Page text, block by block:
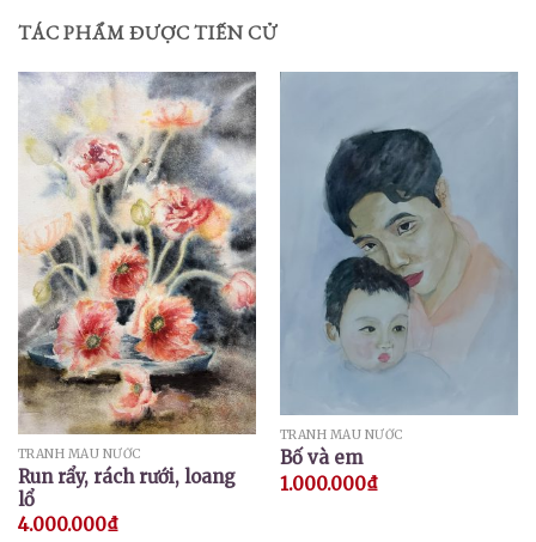
TÁC PHẨM ĐƯỢC TIẾN CỬ
TRANH MÀU NƯỚC
Run rẩy, rách rưới, loang
lổ
4.000.000₫
TRANH MÀU NƯỚC
Bố và em
1.000.000₫